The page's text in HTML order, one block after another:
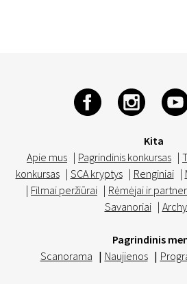
Kita
Apie mus | Pagrindinis konkursas |
konkursas | SCA kryptys | Renginiai |
| Filmai peržiūrai | Rėmėjai ir
Savanoriai |
Pagrindinis
Scanorama | Naujienos |